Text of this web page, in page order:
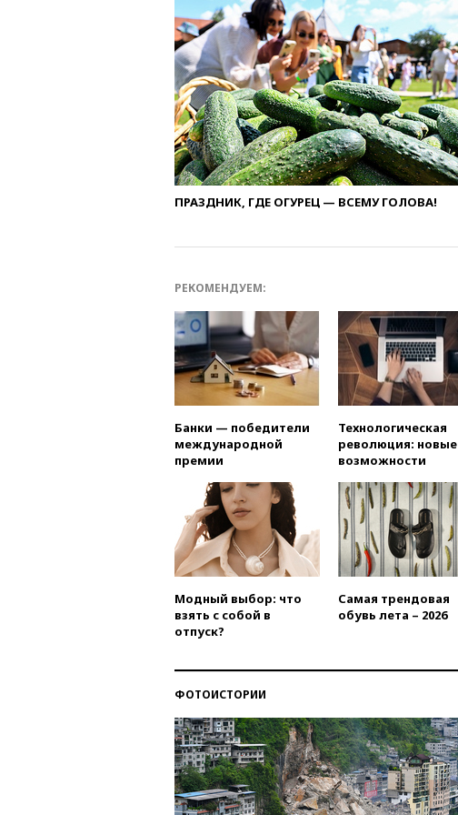
ПРАЗДНИК, ГДЕ ОГУРЕЦ — ВСЕМУ ГОЛОВА!
РЕКОМЕНДУЕМ:
Банки — победители
международной
премии
Технологическая
революция: новые
возможности
Модный выбор: что
взять с собой в
отпуск?
Самая трендовая
обувь лета – 2026
ФОТОИСТОРИИ